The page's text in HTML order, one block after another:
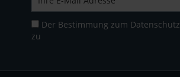
Der Bestimmung zum Datenschutz
zu